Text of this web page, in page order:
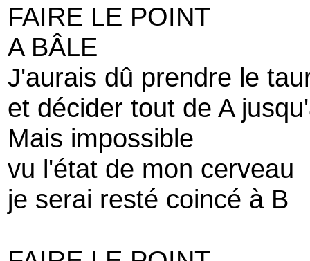
FAIRE LE POINT
A BÂLE
J'aurais dû prendre le
et décider tout de A
Mais impossible
vu l'état de mon cerveau
je serai resté coincé à B